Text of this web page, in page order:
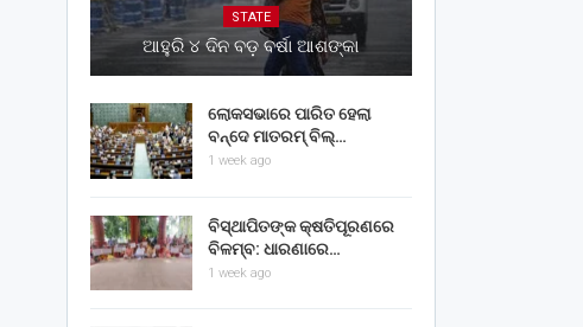
STATE
ଆହୁରି ୪ ଦିନ ବଡ଼ ବର୍ଷା ଆଶଙ୍କା
ଲୋକସଭାରେ ପାରିତ ହେଲା
ବନ୍ଦେ ମାତରମ୍‌ ବିଲ୍‌…
1 week ago
ବିସ୍ଥାପିତଙ୍କ କ୍ଷତିପୂରଣରେ
ବିଳମ୍ବ: ଧାରଣାରେ…
1 week ago